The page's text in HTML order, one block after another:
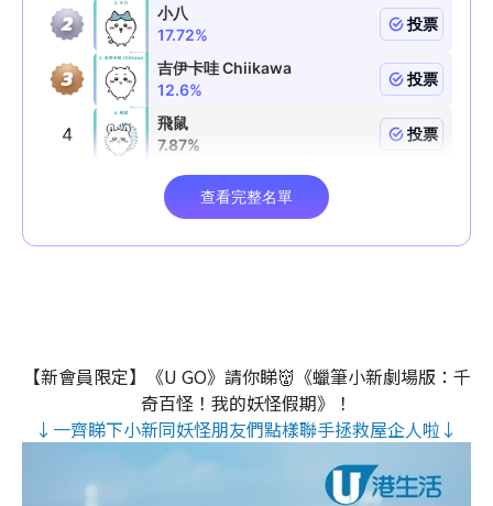
【新會員限定】《U GO》請你睇👹《蠟筆小新劇場版：千
奇百怪！我的妖怪假期》！
↓一齊睇下小新同妖怪朋友們點樣聯手拯救屋企人啦↓